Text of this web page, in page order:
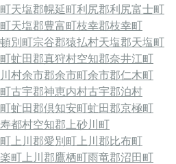
天塩郡幌延町利尻郡利尻富士町
天塩郡豊富町枝幸郡枝幸町
別町宗谷郡猿払村天塩郡天塩町
虻田郡真狩村空知郡奈井江町
村余市郡余市町余市郡仁木町
古宇郡神恵内村古宇郡泊村
虻田郡倶知安町虻田郡京極町
都村空知郡上砂川町
上川郡愛別町 上川郡比布町
町 上川郡鷹栖町雨竜郡沼田町